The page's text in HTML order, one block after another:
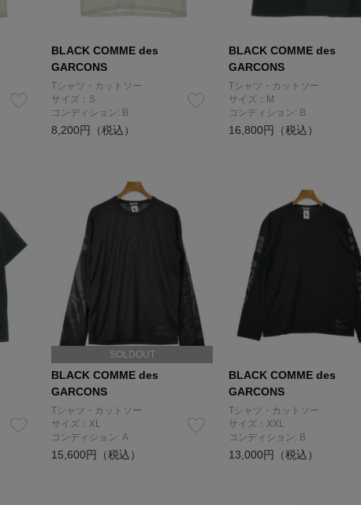
BLACK COMME des
GARCONS
Tシャツ・カットソー
サイズ：S
コンディション: B
8,200円（税込）
BLACK COMME des
GARCONS
Tシャツ・カットソー
サイズ：M
コンディション: B
16,800円（税込）
SOLDOUT
BLACK COMME des
GARCONS
Tシャツ・カットソー
サイズ：XL
コンディション: A
15,600円（税込）
BLACK COMME des
GARCONS
Tシャツ・カットソー
サイズ：XXL
コンディション: B
13,000円（税込）